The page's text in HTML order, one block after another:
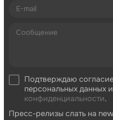
Подтверждаю
персональных данных
конфиденциальности.
Пресс-релизы слать на